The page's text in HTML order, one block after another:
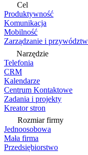
Cel
Produktywność
Komunikacja
Mobilność
Zarządzanie i
Narzędzie
Telefonia
CRM
Kalendarze
Centrum Kontaktowe
Zadania i projekty
Kreator stron
Rozmiar firmy
Jednoosobowa
Mała firma
Przedsiębiorstwo